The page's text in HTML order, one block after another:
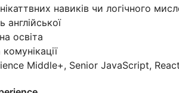
навиків чи логічного
англійської
освіта
Middle+, Senior JavaScript,